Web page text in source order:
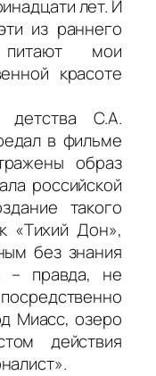
лет. И
из раннего
питают мои
красоте
детства С.А.
в фильме
образ
российской
такого
«Тихий Дон»,
без знания
– правда, не
Миасс, озеро
действия